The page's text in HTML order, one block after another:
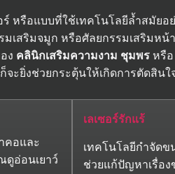
แบบที่ใช้เทคโนโลยีล้ำสมัยอย่าง
เสริมจมูก หรือศัลยกรรมเสริมหน้
ง คลินิกเสริมความงาม ชุมพร หรือ
งช่วยกระตุ้นให้เกิดการตัดสินใ
คอและ
ดูอ่อนเยาว์
เลเซอร์รักแร้
เทคโนโลยีกำจัดข
ช่วยแก้ปัญหาเรื่อง